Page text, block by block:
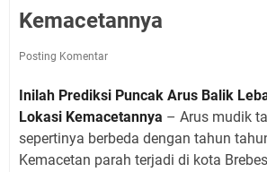
Kemacetannya
Posting Komentar
Inilah Prediksi Puncak Arus Balik
Lokasi Kemacetannya – Arus mudik
sepertinya berbeda dengan tahun
Kemacetan parah terjadi di kota